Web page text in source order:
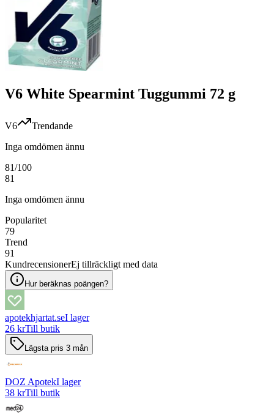
V6 White Spearmint Tuggummi 72 g
V6
Trendande
Inga omdömen ännu
81/100
81
Inga omdömen ännu
Popularitet
79
Trend
91
KundrecensionerEj tillräckligt med data
Hur beräknas poängen?
apotekhjartat.seI lager
26 krTill butik
Lägsta pris 3 mån
DOZ ApotekI lager
38 krTill butik